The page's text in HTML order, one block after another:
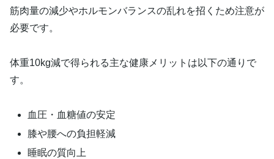
筋肉量の減少やホルモンバランスの乱れを招くため注意が
必要です。
体重10kg減で得られる主な健康メリットは以下の通りで
す。
血圧・血糖値の安定
膝や腰への負担軽減
睡眠の質向上